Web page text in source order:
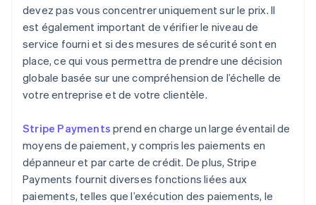
devez pas vous concentrer uniquement sur le prix. Il
est également important de vérifier le niveau de
service fourni et si des mesures de sécurité sont en
place, ce qui vous permettra de prendre une décision
globale basée sur une compréhension de l’échelle de
votre entreprise et de votre clientèle.
Stripe Payments prend en charge un large éventail de
moyens de paiement, y compris les paiements en
dépanneur et par carte de crédit. De plus, Stripe
Payments fournit diverses fonctions liées aux
paiements, telles que l’exécution des paiements, le